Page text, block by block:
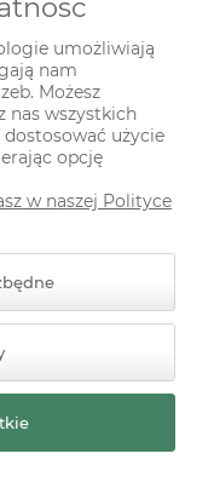
internetowy Shoper
umożliwiają
nam
Możesz
nas wszystkich
użycie
opcję
w naszej Polityce